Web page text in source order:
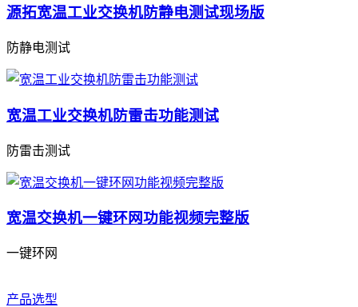
源拓宽温工业交换机防静电测试现场版
防静电测试
宽温工业交换机防雷击功能测试
防雷击测试
宽温交换机一键环网功能视频完整版
一键环网
产品选型